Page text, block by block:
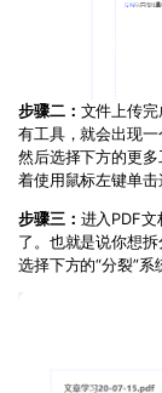
步骤二： 文件上传
有工具，就会出现一
然后选择下方的更
着使用鼠标左键单击
步骤三： 进入PDF
了。也就是说你想
选择下方的“分裂”系